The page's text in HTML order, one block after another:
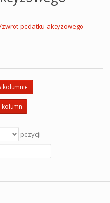
podatku-akcyzowego
kolumnie
kolumn
pozycji